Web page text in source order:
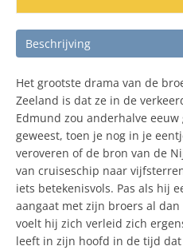
Beschrijving
Het grootste drama van de
Zeeland is dat ze in de
Edmund zou anderhalve
geweest, toen je nog in je
veroveren of de bron van de
van cruiseschip naar
iets betekenisvols. Pas als hij
aangaat met zijn broers al
voelt hij zich verleid zich
leeft in zijn hoofd in de tijd